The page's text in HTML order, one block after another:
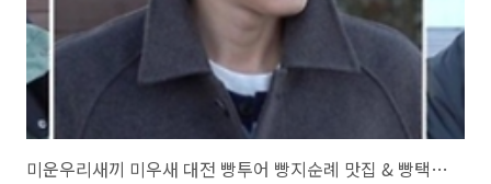
미운우리새끼 미우새 대전 빵투어 빵지순례 맛집 & 빵택시 총정리